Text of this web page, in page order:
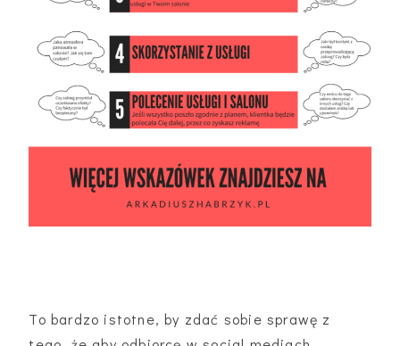
To bardzo istotne, by zdać sobie sprawę z